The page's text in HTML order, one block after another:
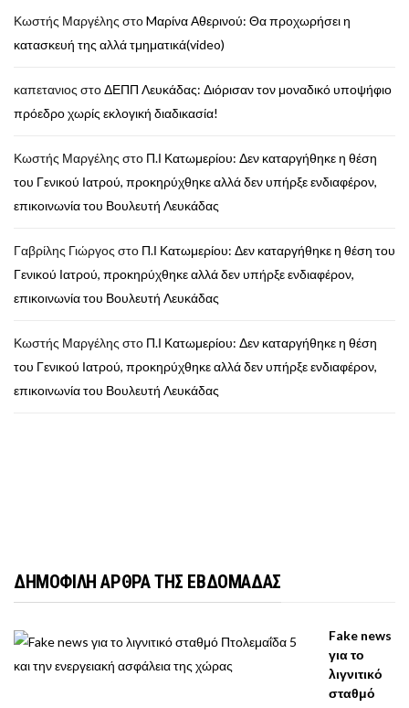
Κωστής Μαργέλης στοMαρίνα Αθερινού: Θα προχωρήσει η
κατασκευή της αλλά τμηματικά(video)
καπετανιος στοΔΕΠΠ Λευκάδας: Διόρισαν τον μοναδικό υποψήφιο
πρόεδρο χωρίς εκλογική διαδικασία!
Κωστής Μαργέλης στο Π.Ι Κατωμερίου: Δεν καταργήθηκε η θέση
του Γενικού Ιατρού, προκηρύχθηκε αλλά δεν υπήρξε ενδιαφέρον,
επικοινωνία του Βουλευτή Λευκάδας
Γαβρίλης Γιώργος στο Π.Ι Κατωμερίου: Δεν καταργήθηκε η θέση του
Γενικού Ιατρού, προκηρύχθηκε αλλά δεν υπήρξε ενδιαφέρον,
επικοινωνία του Βουλευτή Λευκάδας
Κωστής Μαργέλης στο Π.Ι Κατωμερίου: Δεν καταργήθηκε η θέση
του Γενικού Ιατρού, προκηρύχθηκε αλλά δεν υπήρξε ενδιαφέρον,
επικοινωνία του Βουλευτή Λευκάδας
ΔΗΜΟΦΙΛΗ ΑΡΘΡΑ ΤΗΣ ΕΒΔΟΜΑΔΑΣ
Fake news
για το
λιγνιτικό
σταθμό